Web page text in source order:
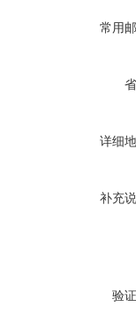
常用
详细
补充
验